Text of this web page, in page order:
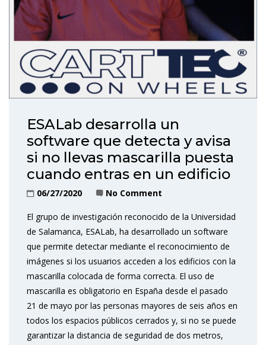
ESALab desarrolla un
software que detecta y avisa
si no llevas mascarilla puesta
cuando entras en un edificio
06/27/2020 No Comment
El grupo de investigación reconocido de la Universidad
de Salamanca, ESALab, ha desarrollado un software
que permite detectar mediante el reconocimiento de
imágenes si los usuarios acceden a los edificios con la
mascarilla colocada de forma correcta. El uso de
mascarilla es obligatorio en España desde el pasado
21 de mayo por las personas mayores de seis años en
todos los espacios públicos cerrados y, si no se puede
garantizar la distancia de seguridad de dos metros,